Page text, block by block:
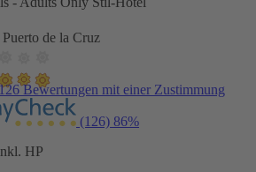
de la Cruz
Bewertungen mit einer Zustimmung
(126) 86%
HP